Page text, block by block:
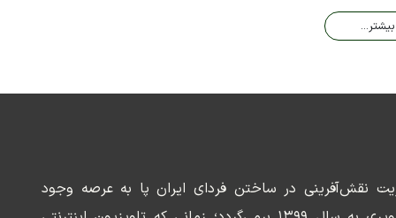
بیشتر...
نقش‌آفرینی در ساختن فردای ایران پا به عرصه وجود